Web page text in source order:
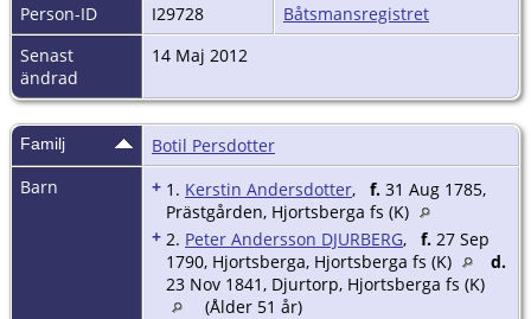
Person-ID
I29728
Båtsmansregistret
Senast
ändrad
14 Maj 2012
Familj
Botil Persdotter
Barn
+ 1. Kerstin Andersdotter, f. 31 Aug 1785,
Prästgården, Hjortsberga fs (K)
+ 2. Peter Andersson DJURBERG, f. 27 Sep
1790, Hjortsberga, Hjortsberga fs (K)
d.
23 Nov 1841, Djurtorp, Hjortsberga fs (K)
(Ålder 51 år)